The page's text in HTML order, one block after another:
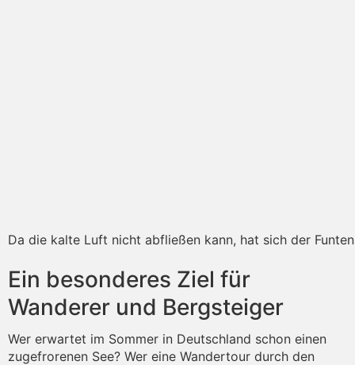
Da die kalte Luft nicht abfließen kann, hat sich der
Ein besonderes Ziel für
Wanderer und Bergsteiger
Wer erwartet im Sommer in Deutschland schon einen
zugefrorenen See? Wer eine Wandertour durch den